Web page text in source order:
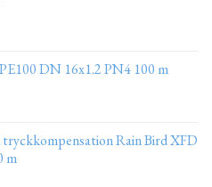
DN 16x1.2 PN4 100 m
Rain Bird XFD
m